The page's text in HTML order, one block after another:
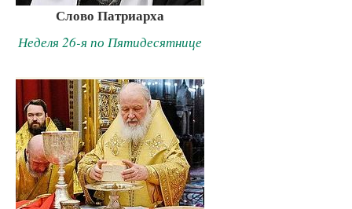
Слово Патриарха
Неделя 26-я по Пятидесятнице